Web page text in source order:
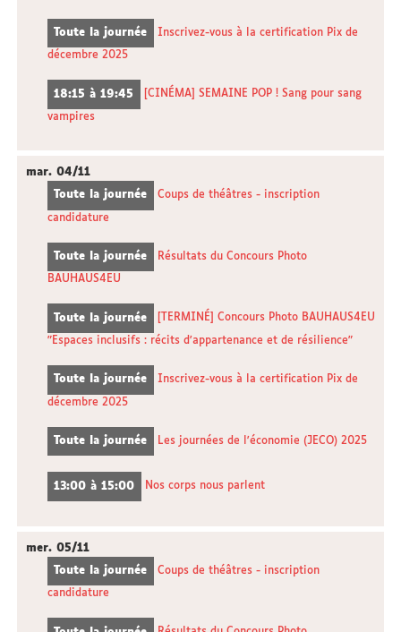
Toute la journée Inscrivez-vous à la certification Pix de
décembre 2025
18:15 à 19:45 [CINÉMA] SEMAINE POP ! Sang pour sang
vampires
mar.04/11
Toute la journée Coups de théâtres - inscription
candidature
Toute la journée Résultats du Concours Photo
BAUHAUS4EU
Toute la journée [TERMINÉ] Concours Photo BAUHAUS4EU
"Espaces inclusifs : récits d'appartenance et de résilience"
Toute la journée Inscrivez-vous à la certification Pix de
décembre 2025
Toute la journée Les journées de l'économie (JECO) 2025
13:00 à 15:00 Nos corps nous parlent
mer.05/11
Toute la journée Coups de théâtres - inscription
candidature